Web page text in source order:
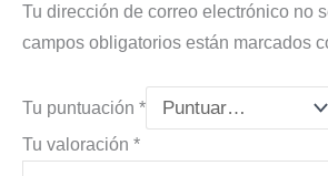
Tu dirección de correo electrónico no
campos obligatorios están marcados
Tu puntuación *
Tu valoración *